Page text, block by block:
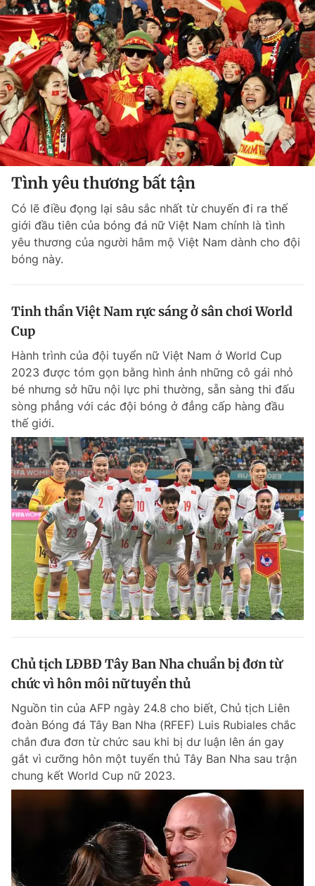
Chuyên mục khác
Chào ngày mới Tin 24h
Tin thị trường Tin 360
Video Magazine
Sản phẩm khác
Tiện ích Bạn cần biết
Thông tin tòa soạn
Đọc Thanh Niên trên điện thoại
Theo dõi báo trên
Hotline
0906 645 777
Liên hệ quảng cáo
0908 780 404
Đặt báo Quảng cáo RSS Tòa soạn Chính sách bảo
Tổng biên tập: Nguyễn Ngọc Toàn
Phó tổng biên tập thường trực: Hải Thành
Phó tổng biên tập: Lâm Hiếu Dũng
Phó tổng biên tập: Trần Việt Hưng
Tổng thư ký tòa soạn: Đức Trung
© 2003-2026 Bản quyền thuộc về Báo Thanh Niên. Cấm sao chép
dưới mọi hình thức nếu không có sự chấp thuận bằng văn bản.
Phát triển bởi ePi Technologies, JSC.
Tin đã xem
Đăng xuất
Tình yêu thương bất tận
Có lẽ điều đọng lại sâu sắc nhất từ chuyến đi ra thế
giới đầu tiên của bóng đá nữ Việt Nam chính là tình
yêu thương của người hâm mộ Việt Nam dành cho đội
bóng này.
Tinh thần Việt Nam rực sáng ở sân chơi World
Cup
Hành trình của đội tuyển nữ Việt Nam ở World Cup
2023 được tóm gọn bằng hình ảnh những cô gái nhỏ
bé nhưng sở hữu nội lực phi thường, sẵn sàng thi đấu
sòng phẳng với các đội bóng ở đẳng cấp hàng đầu
thế giới.
Chủ tịch LĐBĐ Tây Ban Nha chuẩn bị đơn từ
chức vì hôn môi nữ tuyển thủ
Nguồn tin của AFP ngày 24.8 cho biết, Chủ tịch Liên
đoàn Bóng đá Tây Ban Nha (RFEF) Luis Rubiales chắc
chắn đưa đơn từ chức sau khi bị dư luận lên án gay
gắt vì cưỡng hôn một tuyển thủ Tây Ban Nha sau trận
chung kết World Cup nữ 2023.